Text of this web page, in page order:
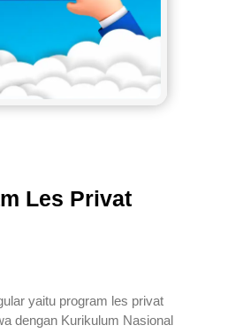
Les Privat
yaitu program les privat
dengan Kurikulum Nasional